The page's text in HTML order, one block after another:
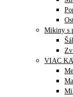
Mikiny s
VIAC